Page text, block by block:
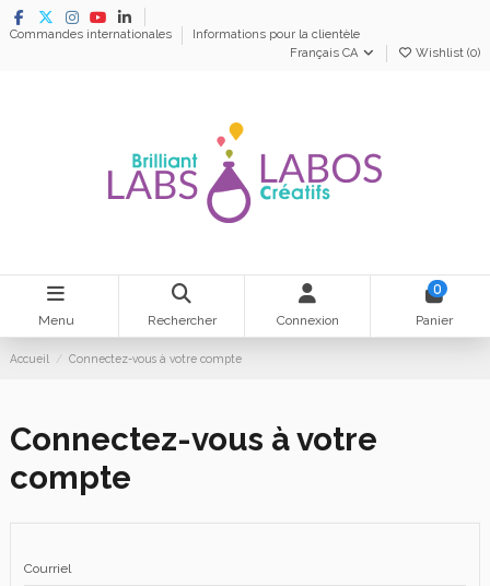
Commandes internationales
Informations pour la clientèle
Français CA
Wishlist (0)
Menu Rechercher Connexion
0
Panier
Accueil Connectez-vous à votre compte
Connectez-vous à votre
compte
Courriel